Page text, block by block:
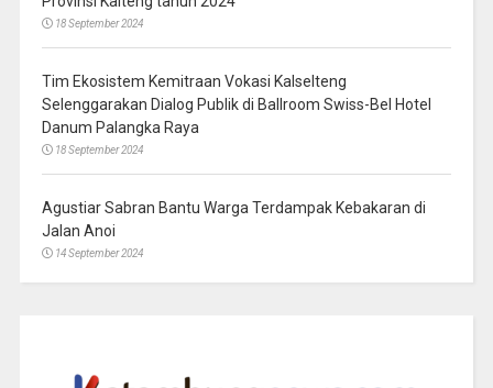
18 September 2024
Tim Ekosistem Kemitraan Vokasi Kalselteng
Selenggarakan Dialog Publik di Ballroom Swiss-Bel Hotel
Danum Palangka Raya
18 September 2024
Agustiar Sabran Bantu Warga Terdampak Kebakaran di
Jalan Anoi
14 September 2024